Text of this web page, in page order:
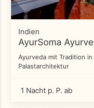
Indien
AyurSoma
Ayurveda mit Tradition
Palastarchitektur
1 Nacht p. P. ab